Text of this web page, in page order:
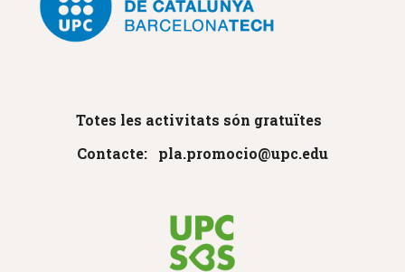
Totes les activitats són gratuïtes
Contacte: pla.promocio@upc.edu